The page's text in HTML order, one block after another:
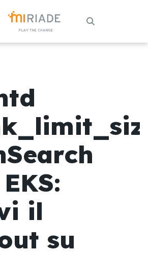
il
su